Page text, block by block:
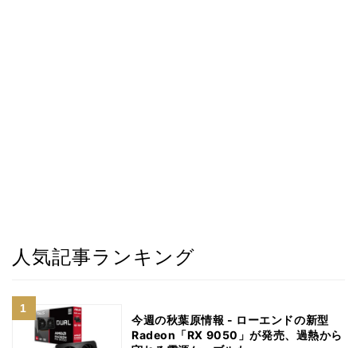
人気記事ランキング
今週の秋葉原情報 - ローエンドの新型
Radeon「RX 9050」が発売、過熱から